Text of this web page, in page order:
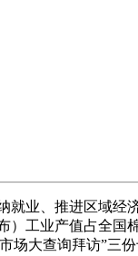
业、推进区域经
工业产值占全国
场大查询拜访”三